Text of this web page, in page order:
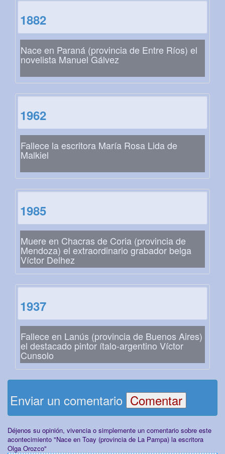
1882
Nace en Paraná (provincia de Entre Ríos) el
novelista Manuel Gálvez
1962
Fallece la escritora María Rosa Lida de
Malkiel
1985
Muere en Chacras de Coria (provincia de
Mendoza) el extraordinario grabador belga
Víctor Delhez
1937
Fallece en Lanús (provincia de Buenos Aires)
el destacado pintor ítalo-argentino Víctor
Cunsolo
Enviar un comentario
Déjenos su opinión, vivencia o simplemente un comentario sobre este
acontecimiento "Nace en Toay (provincia de La Pampa) la escritora
Olga Orozco"